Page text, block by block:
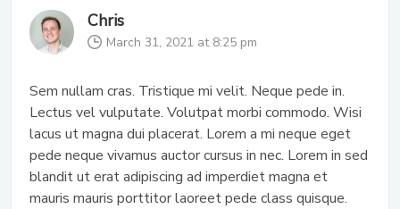
Chris
March 31, 2021 at 8:25 pm
Sem nullam cras. Tristique mi velit. Neque pede in.
Lectus vel vulputate. Volutpat morbi commodo. Wisi
lacus ut magna dui placerat. Lorem a mi neque eget
pede neque vivamus auctor cursus in nec. Lorem in sed
blandit ut erat adipiscing ad imperdiet magna et
mauris mauris porttitor laoreet pede class quisque.